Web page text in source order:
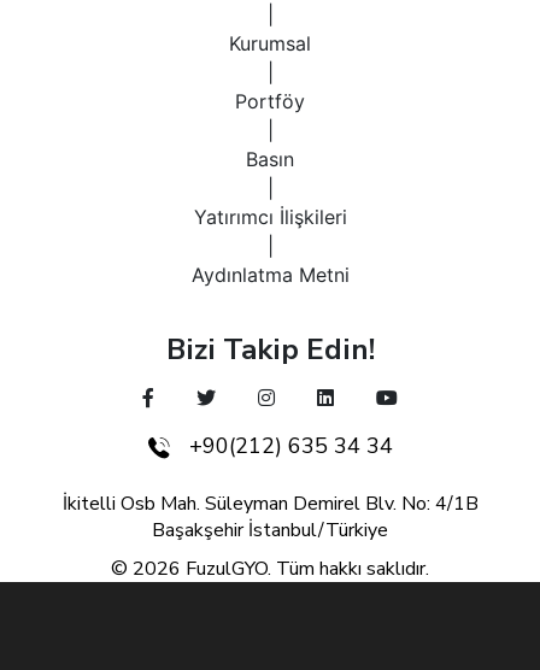
Kurumsal
Portföy
Basın
Yatırımcı İlişkileri
Aydınlatma Metni
Bizi Takip Edin!
+90(212) 635 34 34
İkitelli Osb Mah. Süleyman Demirel Blv. No: 4/1B
Başakşehir İstanbul/Türkiye
© 2026 FuzulGYO. Tüm hakkı saklıdır.